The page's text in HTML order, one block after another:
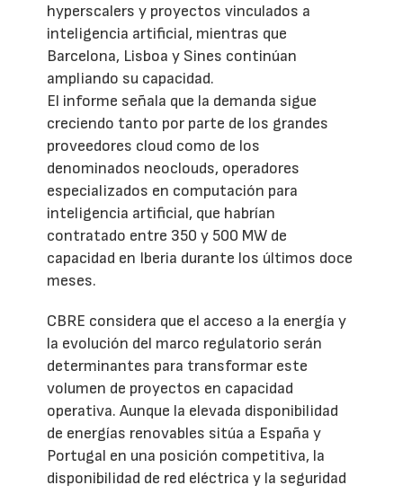
hyperscalers y proyectos vinculados a
inteligencia artificial, mientras que
Barcelona, Lisboa y Sines continúan
ampliando su capacidad.
El informe señala que la demanda sigue
creciendo tanto por parte de los grandes
proveedores cloud como de los
denominados neoclouds, operadores
especializados en computación para
inteligencia artificial, que habrían
contratado entre 350 y 500 MW de
capacidad en Iberia durante los últimos doce
meses.
CBRE considera que el acceso a la energía y
la evolución del marco regulatorio serán
determinantes para transformar este
volumen de proyectos en capacidad
operativa. Aunque la elevada disponibilidad
de energías renovables sitúa a España y
Portugal en una posición competitiva, la
disponibilidad de red eléctrica y la seguridad